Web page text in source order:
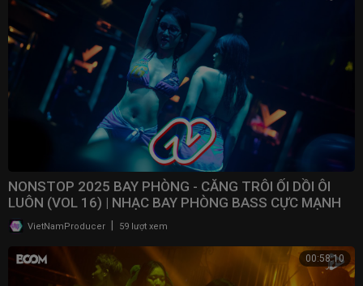
NONSTOP 2025 BAY PHÒNG - CĂNG TRÔI ỐI DỒI ÔI
LUÔN (VOL 16) | NHẠC BAY PHÒNG BASS CỰC MẠNH ​
VietNamProducer 59 lượt xem
00:58:10